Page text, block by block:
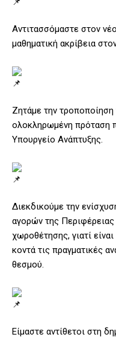
Αντιτασσόμαστε στον
μαθηματική ακρίβεια
Ζητάμε την
ολοκληρωμένη πρόταση
Υπουργείο Ανάπτυξης.
Διεκδικούμε την
αγορών της Περιφέρειας
χωροθέτησης, γιατί
κοντά τις πραγματικές
θεσμού.
Είμαστε αντίθετοι στη